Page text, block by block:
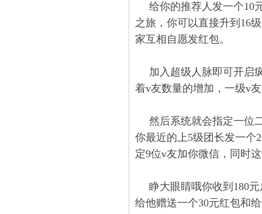
给你的推荐人发一个10
之旅，你可以直接升到16
家互相自愿发红包。
加入超级人脉即可开启
着v友数量的增加，一级v
然后系统就会指定一位
你最近的上5级团长发一个
定9位v友加你微信，同时
睁大眼睛哦你收到180
给他赠送一个30元红包和